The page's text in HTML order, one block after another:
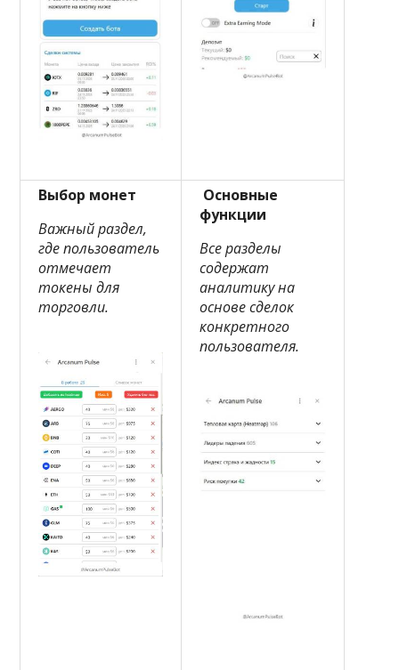
Выбор монет
Важный раздел,
где пользователь
отмечает
токены для
торговли.
Основные
функции
Все разделы
содержат
аналитику на
основе сделок
конкретного
пользователя.